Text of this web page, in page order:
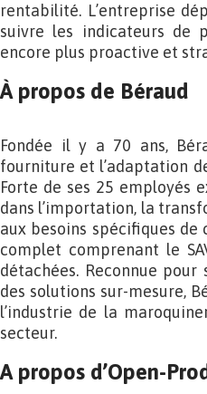
rentabilité. L’entreprise
suivre les indicateurs de
encore plus proactive et
À propos de Béraud
Fondée il y a 70 ans,
fourniture et l’adaptation
Forte de ses 25 employés
dans l’importation, la
aux besoins spécifiques de
complet comprenant le
détachées. Reconnue
des solutions sur-mesure,
l’industrie de la
secteur.
A propos d’Open-